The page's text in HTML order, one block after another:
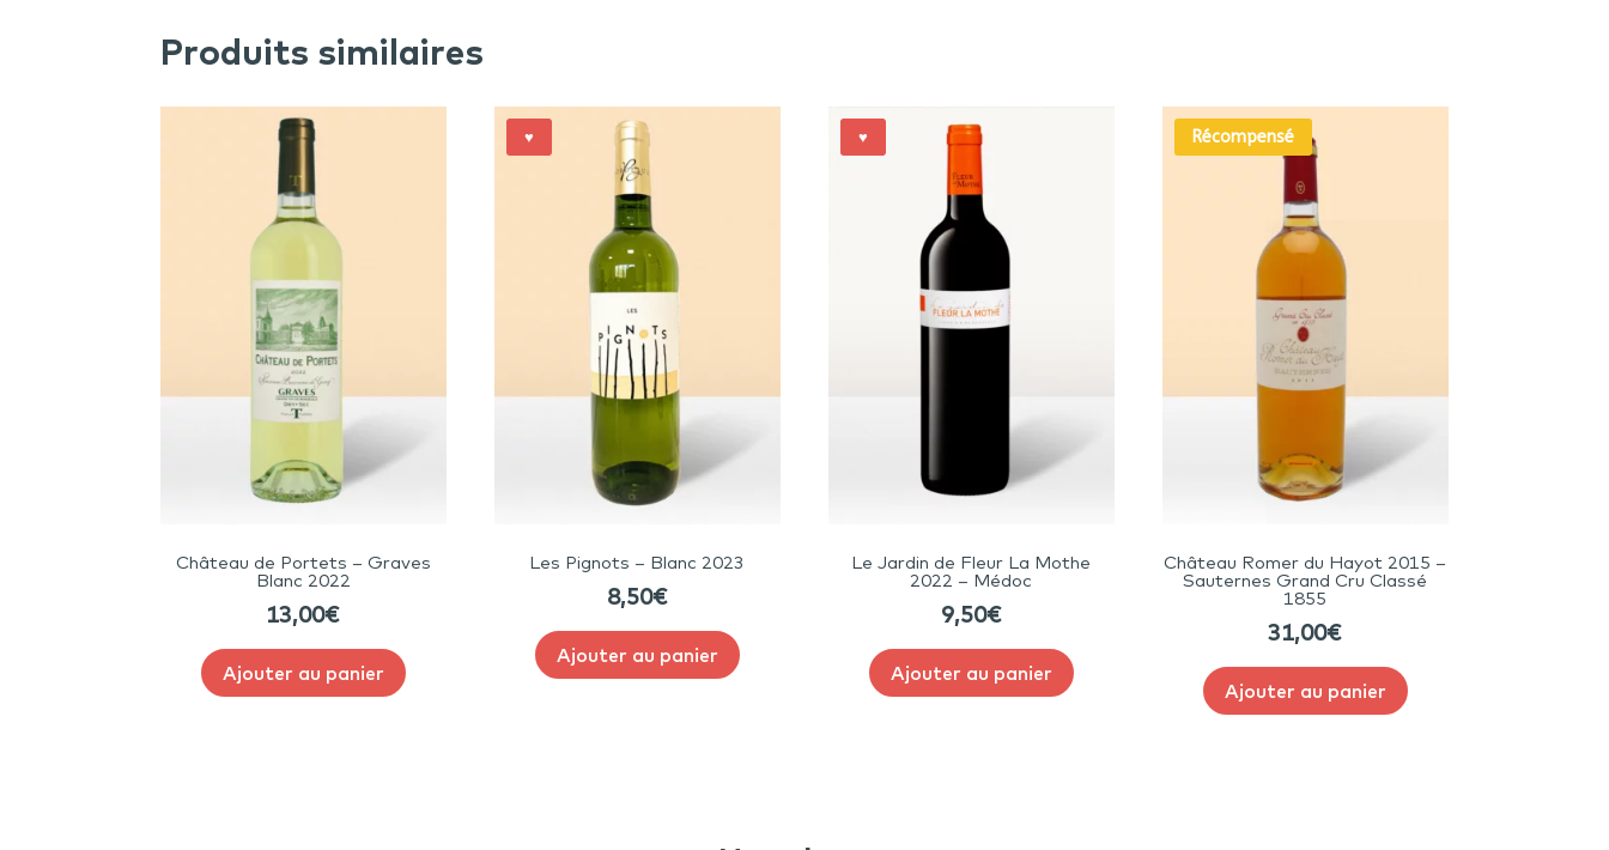
Produits similaires
Château de Portets – Graves
Blanc 2022
13,00€
Ajouter au panier
♥
Les Pignots – Blanc 2023
8,50€
Ajouter au panier
♥
Le Jardin de Fleur La Mothe
2022 – Médoc
9,50€
Ajouter au panier
Récompensé
Château Romer du Hayot 2015 –
Sauternes Grand Cru Classé
1855
31,00€
Ajouter au panier